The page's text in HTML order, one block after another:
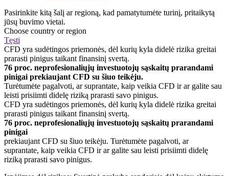
Pasirinkite kitą šalį ar regioną, kad pamatytumėte turinį, pritaikytą
jūsų buvimo vietai.
Choose country or region
Tęsti
CFD yra sudėtingos priemonės, dėl kurių kyla didelė rizika greitai
prarasti pinigus taikant finansinį svertą.
76 proc. neprofesionaliųjų investuotojų sąskaitų prarandami
pinigai prekiaujant CFD su šiuo teikėju.
Turėtumėte pagalvoti, ar suprantate, kaip veikia CFD ir ar galite sau
leisti prisiimti didelę riziką prarasti savo pinigus.
CFD yra sudėtingos priemonės, dėl kurių kyla didelė rizika greitai
prarasti pinigus taikant finansinį svertą.
76 proc. neprofesionaliųjų investuotojų sąskaitų prarandami
pinigai
prekiaujant CFD su šiuo teikėju. Turėtumėte pagalvoti, ar
suprantate, kaip veikia CFD ir ar galite sau leisti prisiimti didelę
riziką prarasti savo pinigus.